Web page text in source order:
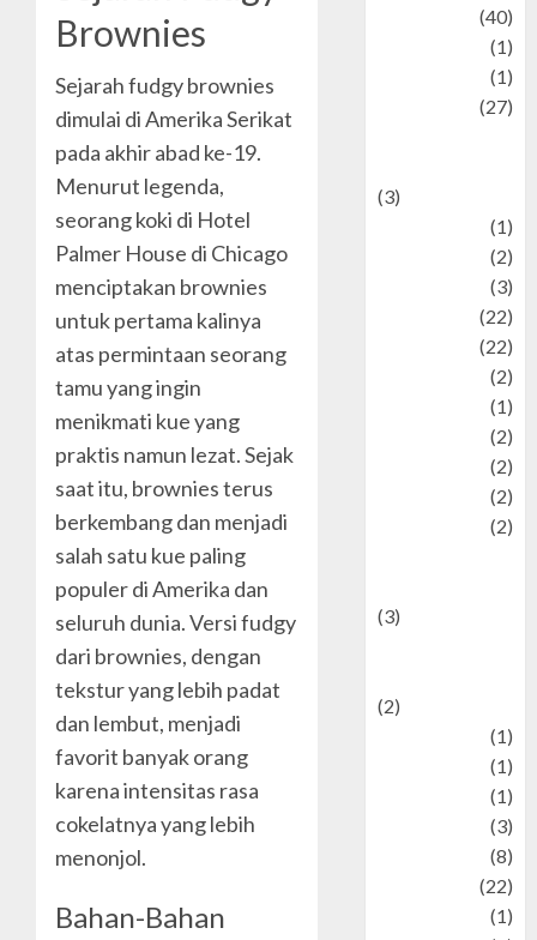
Brownies
Sejarah fudgy brownies
dimulai di Amerika Serikat
pada akhir abad ke-19.
Menurut legenda,
seorang koki di Hotel
Palmer House di Chicago
menciptakan brownies
untuk pertama kalinya
atas permintaan seorang
tamu yang ingin
menikmati kue yang
praktis namun lezat. Sejak
saat itu, brownies terus
berkembang dan menjadi
salah satu kue paling
populer di Amerika dan
seluruh dunia. Versi fudgy
dari brownies, dengan
tekstur yang lebih padat
dan lembut, menjadi
favorit banyak orang
karena intensitas rasa
cokelatnya yang lebih
menonjol.
Bahan-Bahan
(40)
(1)
(1)
(27)
(3)
(1)
(2)
(3)
(22)
(22)
(2)
(1)
(2)
(2)
(2)
(2)
(3)
(2)
(1)
(1)
(1)
(3)
(8)
(22)
(1)